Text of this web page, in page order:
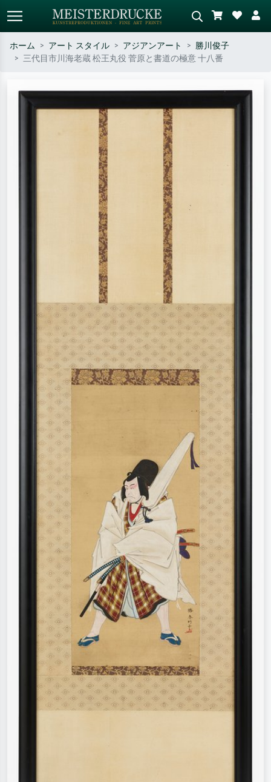
作家名・作品名・スタイルで検索
– 例：モネ、星月夜、印象派、北
斎の波、ヌード。
シーンを説明してください – 例：
油絵、木のそばの立ち姿のヌー
ホーム アート スタイル アジアンアート
勝川俊子
三代目市川海老蔵 松王丸役 菅原と書道の極意 十八番